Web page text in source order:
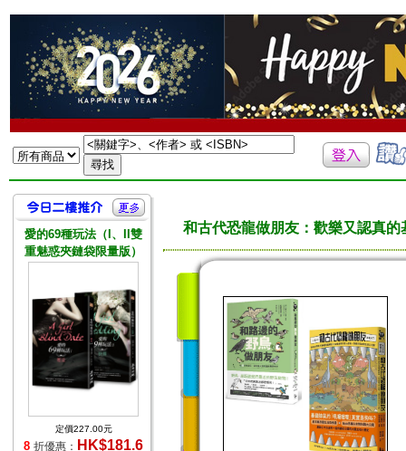
愛的69種玩法（I、II雙
重魅惑夾鏈袋限量版）
定價227.00元
8 折優惠： HK$181.6
和古代恐龍做朋友：歡樂又認真